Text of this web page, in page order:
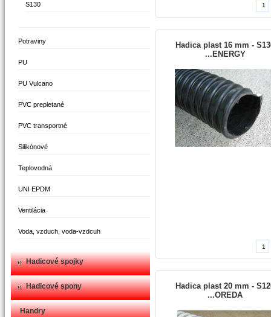
S130
Potraviny
PU
PU Vulcano
PVC prepletané
PVC transportné
Silikónové
Teplovodná
UNI EPDM
Ventilácia
Voda, vzduch, voda-vzdcuh
Hadicové spojky
Hadicové spony
Handry
Hadica plast 16 mm -
...ENERGY
Hadica plast 20 mm -
...OREDA